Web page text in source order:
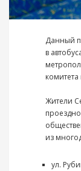
Данный
в
Жители
из
ул.